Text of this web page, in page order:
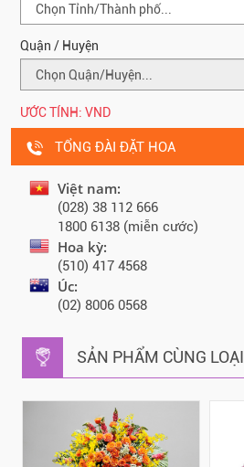
Quận / Huyện
ƯỚC TÍNH: VND
TỔNG ĐÀI ĐẶT HOA
Việt nam:
(028) 38 112 666
1800 6138 (miễn cước)
Hoa kỳ:
(510) 417 4568
Úc:
(02) 8006 0568
SẢN PHẨM CÙNG LOẠI